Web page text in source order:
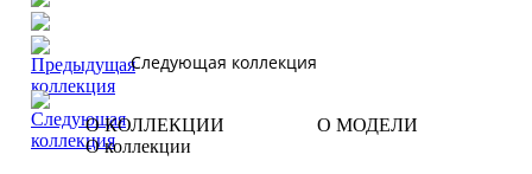
Следующая коллекция
О КОЛЛЕКЦИИ
О МОДЕЛИ
О коллекции